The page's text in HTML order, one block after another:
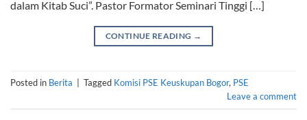
dalam Kitab Suci”. Pastor Formator Seminari Tinggi […]
CONTINUE READING →
Posted in Berita Tagged Komisi PSE Keuskupan Bogor, PSE
Leave a comment